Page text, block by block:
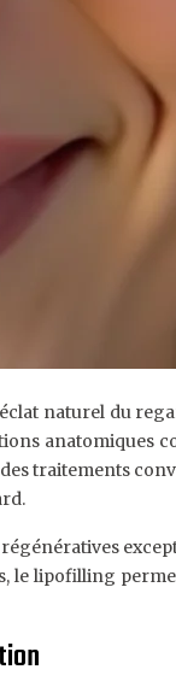
naturel du
anatomiques
traitements
lipofilling